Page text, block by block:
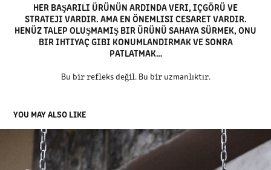
HER BAŞARILI ÜRÜNÜN ARDINDA VERI, IÇGÖRÜ VE
STRATEJI VARDIR. AMA EN ÖNEMLISI CESARET VARDIR.
HENÜZ TALEP OLUŞMAMIŞ BIR ÜRÜNÜ SAHAYA SÜRMEK, ONU
BIR IHTIYAÇ GIBI KONUMLANDIRMAK VE SONRA
PATLATMAK…
Bu bir refleks değil. Bu bir uzmanlıktır.
YOU MAY ALSO LIKE